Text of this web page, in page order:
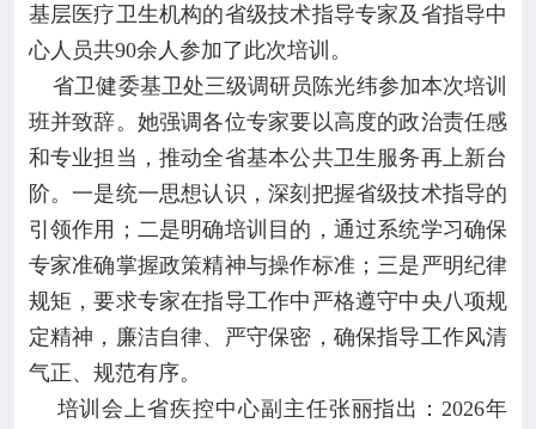
在线互动 
政务公开 
基层医疗卫生机构的省级技术指导专家及省指导中
心人员共90余人参加了此次培训。
省卫健委基卫处三级调研员陈光纬参加本次培训
班并致辞。她强调各位专家要以高度的政治责任感
和专业担当，推动全省基本公共卫生服务再上新台
阶。一是统一思想认识，深刻把握省级技术指导的
引领作用；二是明确培训目的，通过系统学习确保
专家准确掌握政策精神与操作标准；三是严明纪律
规矩，要求专家在指导工作中严格遵守中央八项规
定精神，廉洁自律、严守保密，确保指导工作风清
气正、规范有序。
培训会上省疾控中心副主任张丽指出：2026年